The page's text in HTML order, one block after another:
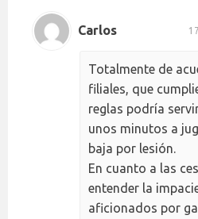
Carlos
Totalmente de
filiales, que
reglas podría
unos minutos a
baja por lesión.
En cuanto a las
entender la
aficionados por